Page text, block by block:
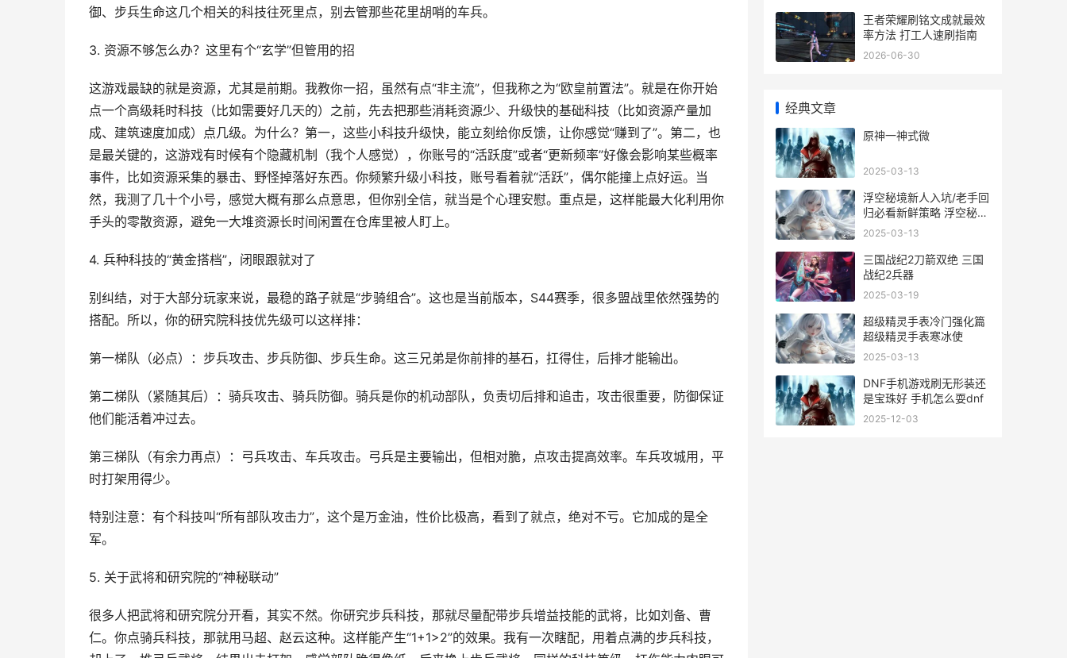
御、步兵生命这几个相关的科技往死里点，别去管那些花里胡哨的车兵。
3. 资源不够怎么办？这里有个“玄学”但管用的招
这游戏最缺的就是资源，尤其是前期。我教你一招，虽然有点“非主流”，但我称之为“欧皇前置法”。就是在你开始
点一个高级耗时科技（比如需要好几天的）之前，先去把那些消耗资源少、升级快的基础科技（比如资源产量加
成、建筑速度加成）点几级。为什么？第一，这些小科技升级快，能立刻给你反馈，让你感觉“赚到了”。第二，也
是最关键的，这游戏有时候有个隐藏机制（我个人感觉），你账号的“活跃度”或者“更新频率”好像会影响某些概率
事件，比如资源采集的暴击、野怪掉落好东西。你频繁升级小科技，账号看着就“活跃”，偶尔能撞上点好运。当
然，我测了几十个小号，感觉大概有那么点意思，但你别全信，就当是个心理安慰。重点是，这样能最大化利用你
手头的零散资源，避免一大堆资源长时间闲置在仓库里被人盯上。
4. 兵种科技的“黄金搭档”，闭眼跟就对了
别纠结，对于大部分玩家来说，最稳的路子就是“步骑组合”。这也是当前版本，S44赛季，很多盟战里依然强势的
搭配。所以，你的研究院科技优先级可以这样排：
第一梯队（必点）：步兵攻击、步兵防御、步兵生命。这三兄弟是你前排的基石，扛得住，后排才能输出。
第二梯队（紧随其后）：骑兵攻击、骑兵防御。骑兵是你的机动部队，负责切后排和追击，攻击很重要，防御保证
他们能活着冲过去。
第三梯队（有余力再点）：弓兵攻击、车兵攻击。弓兵是主要输出，但相对脆，点攻击提高效率。车兵攻城用，平
时打架用得少。
特别注意：有个科技叫“所有部队攻击力”，这个是万金油，性价比极高，看到了就点，绝对不亏。它加成的是全
军。
5. 关于武将和研究院的“神秘联动”
很多人把武将和研究院分开看，其实不然。你研究步兵科技，那就尽量配带步兵增益技能的武将，比如刘备、曹
仁。你点骑兵科技，那就用马超、赵云这种。这样能产生“1+1>2”的效果。我有一次瞎配，用着点满的步兵科技，
王者荣耀刷铭文成就最效
率方法 打工人速刷指南
2026-06-30
经典文章
原神一神式微
2025-03-13
浮空秘境新人入坑/老手回
归必看新鲜策略 浮空秘境
新人入坑攻略
2025-03-13
三国战纪2刀箭双绝 三国
战纪2兵器
2025-03-19
超级精灵手表冷门强化篇
超级精灵手表寒冰使
2025-03-13
DNF手机游戏刷无形装还
是宝珠好 手机怎么耍dnf
2025-12-03